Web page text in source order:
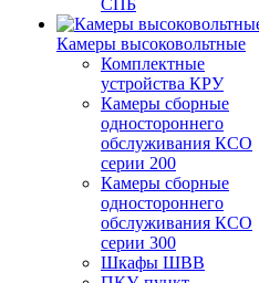
СПБ
Камеры высоковольтные
Комплектные
устройства КРУ
Камеры сборные
одностороннего
обслуживания КСО
серии 200
Камеры сборные
одностороннего
обслуживания КСО
серии 300
Шкафы ШВВ